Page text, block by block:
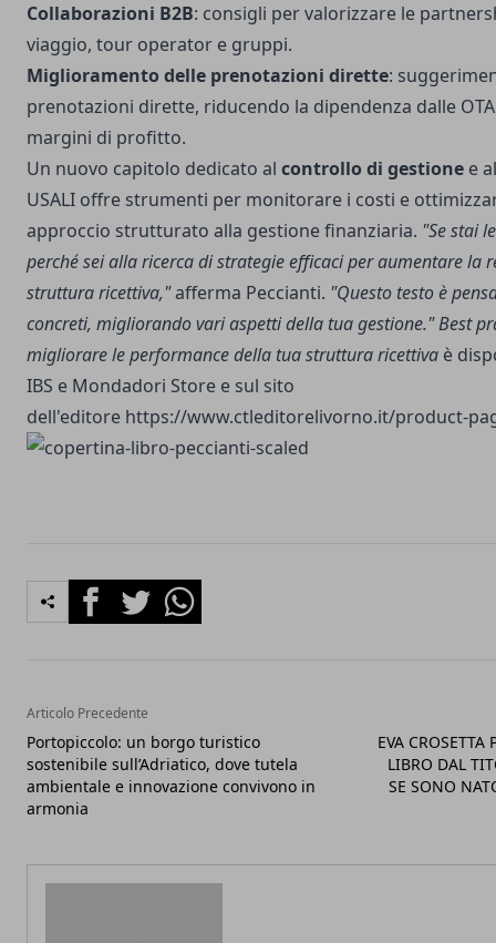
Collaborazioni B2B: consigli per valorizzare le
viaggio, tour operator e gruppi.
Miglioramento delle prenotazioni dirette:
prenotazioni dirette, riducendo la dipendenza dalle
margini di profitto.
Un nuovo capitolo dedicato al controllo di gestione e
USALI offre strumenti per monitorare i costi e
approccio strutturato alla gestione finanziaria. "Se stai
perché sei alla ricerca di strategie efficaci per aumentare la
struttura ricettiva,"afferma Peccianti. "Questo testo è
concreti, migliorando vari aspetti della tua gestione."Best
migliorare le performance della tua struttura ricettiva è
IBS e Mondadori Store e sul sito
dell'editore https://www.ctleditorelivorno.it/product-
FacebookTwitterWhatsapp
Articolo Precedente
Portopiccolo: un borgo turistico
sostenibile sull’Adriatico, dove tutela
ambientale e innovazione convivono in
armonia
EVA CROSETTA
LIBRO DAL
SE SONO